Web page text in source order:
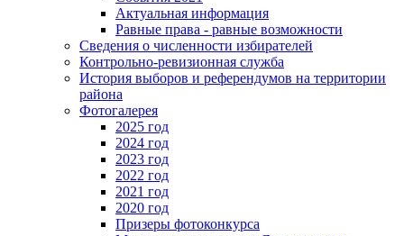
Актуальная информация
Равные права - равные возможности
Сведения о численности избирателей
Контрольно-ревизионная служба
История выборов и референдумов на территории
района
Фотогалерея
2025 год
2024 год
2023 год
2022 год
2021 год
2020 год
Призеры фотоконкурса